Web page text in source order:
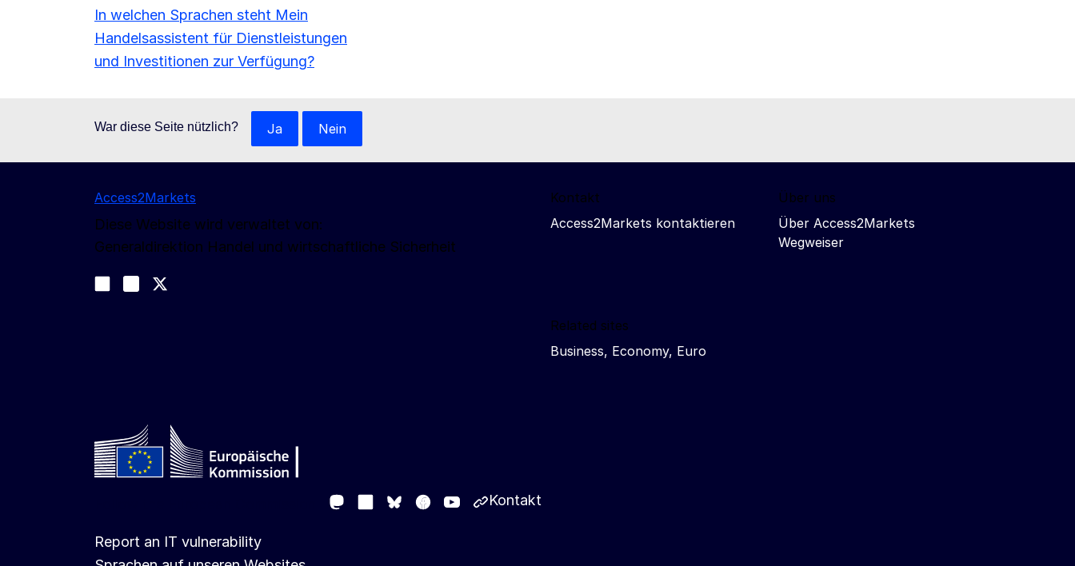
In welchen Sprachen steht Mein
Handelsassistent für Dienstleistungen
und Investitionen zur Verfügung?
War diese Seite nützlich? Ja Nein
Access2Markets
Diese Website wird verwaltet von:
Generaldirektion Handel und wirtschaftliche Sicherheit
Join us on LinkedIn
Trade-Off podcast
Kontakt
Access2Markets kontaktieren
Über uns
Über Access2Markets
Wegweiser
Related sites
Business, Economy, Euro
MastodonLinkedIn
Bluesky
FacebookYoutubeOther networks
Kontakt
Report an IT vulnerability